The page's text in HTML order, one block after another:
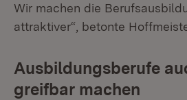
Wir machen die
attraktiver“, betonte
Ausbildungsberufe
greifbar machen